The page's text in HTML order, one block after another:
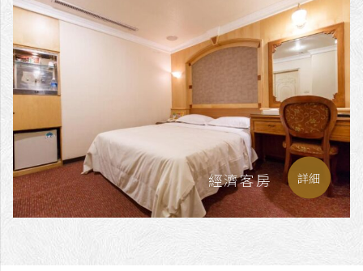
經濟客房 詳細